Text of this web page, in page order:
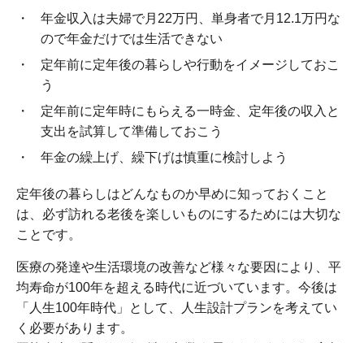
年金収入は夫婦で月22万円、単身者で月12.1万円な
ので年金だけでは生活できない
定年前に定年後の暮らしや行動をイメージしておこ
う
定年前に定年時にもらえる一時金、定年後の収入と
支出を試算して準備しておこう
年金の繰上げ、繰下げは慎重に検討しよう
定年後の暮らしはどんなものか早めに知っておくこと
は、必ず訪れる老後を楽しいものにするためには大切な
ことです。
医療の発達や生活環境の改善など様々な要因により、平
均寿命が100年を超える時代に近づいています。今後は
「人生100年時代」として、人生設計プランを考えてい
く必要があります。